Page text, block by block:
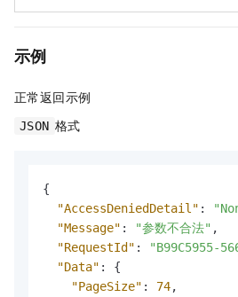
示例
正常返回示例
JSON 格式
{
"AccessDeniedDetail" :
"Message" : "参数不合法" ,
"RequestId" :
"B99C5955-
"Data" :
{
"PageSize" : 74,